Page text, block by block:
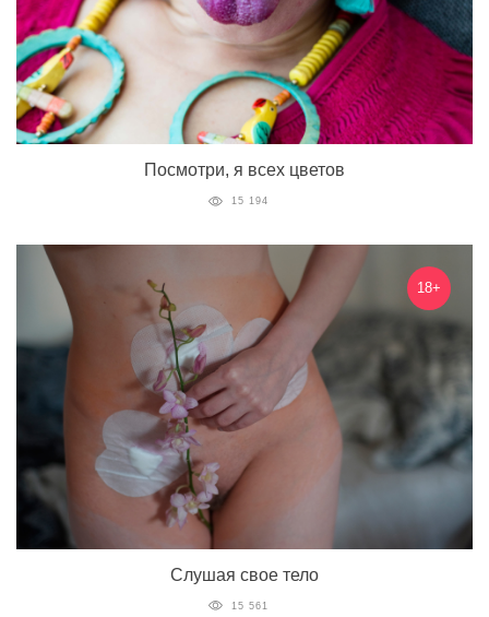
Посмотри, я всех цветов
15 194
18+
Слушая свое тело
15 561